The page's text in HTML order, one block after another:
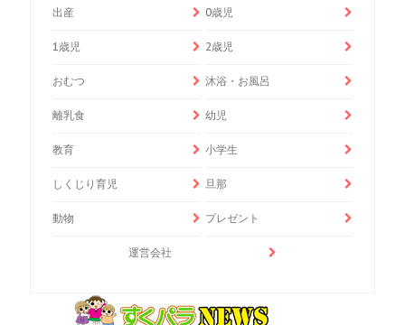
出産 0歳児
1歳児 2歳児
おむつ 沐浴・お風呂
離乳食 幼児
教育 小学生
しくじり育児 旦那
動物 プレゼント
運営会社